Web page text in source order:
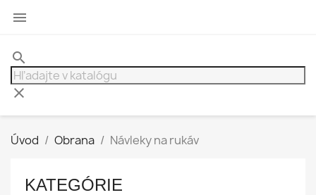

search
clear
Úvod Obrana Návleky na rukáv
KATEGÓRIE